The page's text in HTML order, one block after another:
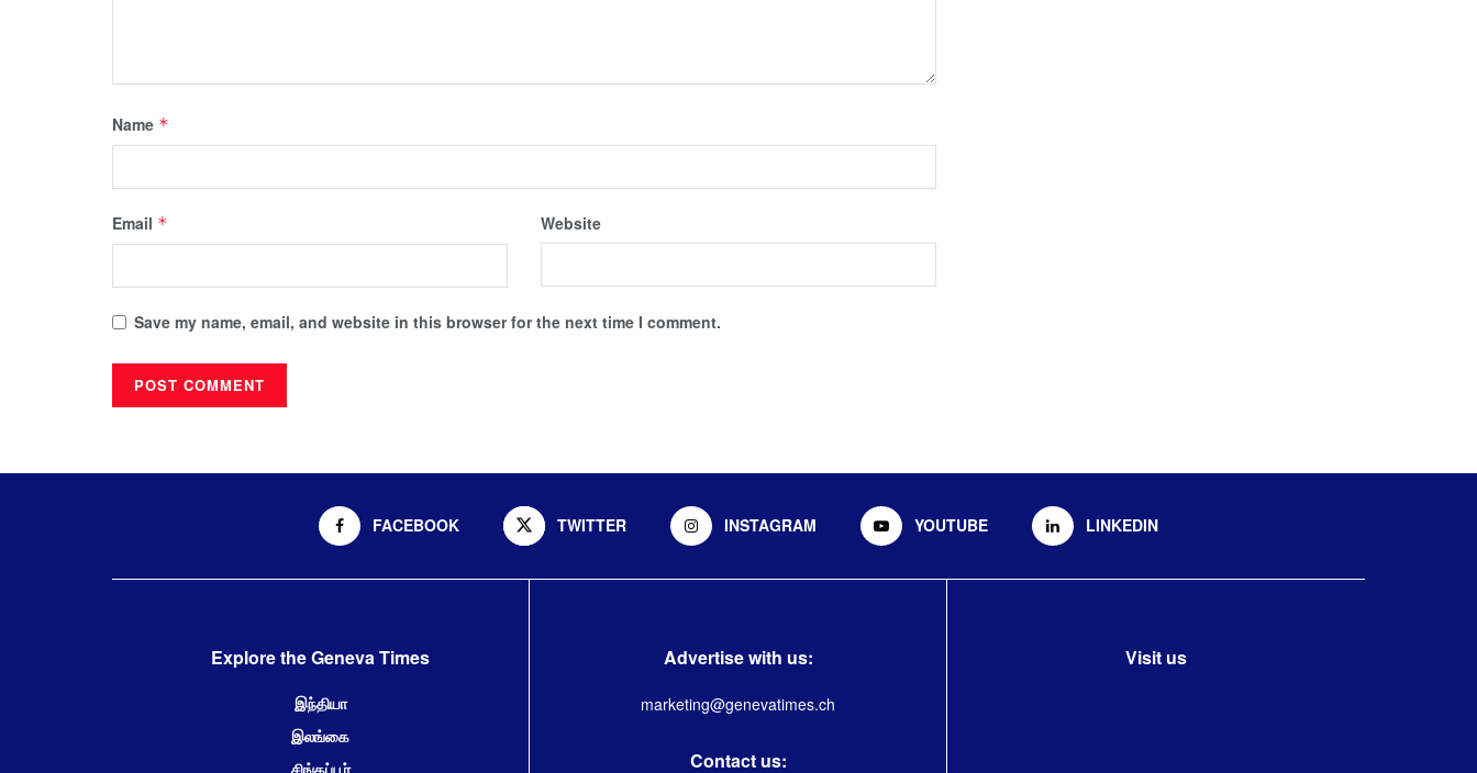
Name *
Email * Website
Save my name, email, and website in this browser for the next time I comment.
FACEBOOK TWITTER INSTAGRAM YOUTUBE LINKEDIN
Explore the Geneva Times
இந்தியா
இலங்கை
சிங்கப்பூர்
Advertise with us:
marketing@genevatimes.ch
Contact us:
Visit us